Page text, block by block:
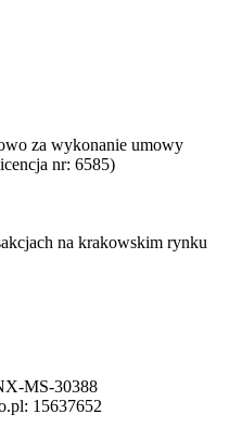
za wykonanie umowy
nr: 6585)
na krakowskim rynku
MS-30388
15637652